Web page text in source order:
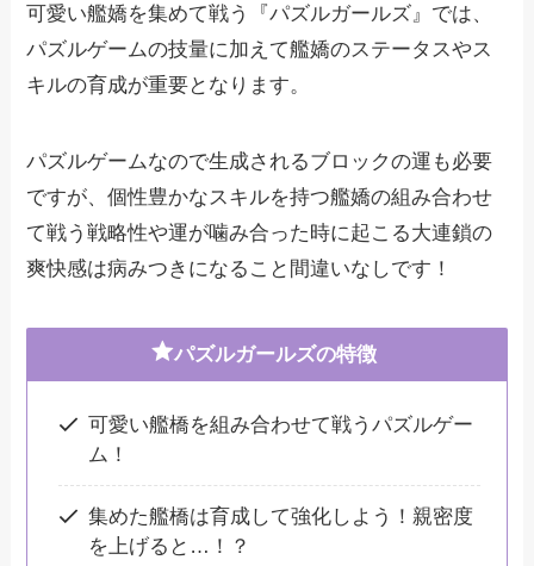
可愛い艦嬌を集めて戦う『パズルガールズ』では、
パズルゲームの技量に加えて艦嬌のステータスやス
キルの育成が重要となります。
パズルゲームなので生成されるブロックの運も必要
ですが、個性豊かなスキルを持つ艦嬌の組み合わせ
て戦う戦略性や運が噛み合った時に起こる大連鎖の
爽快感は病みつきになること間違いなしです！
パズルガールズの特徴
可愛い艦橋を組み合わせて戦うパズルゲー
ム！
集めた艦橋は育成して強化しよう！親密度
を上げると…！？